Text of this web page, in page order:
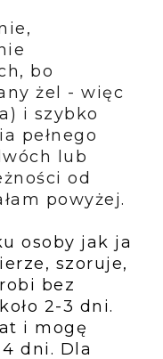
bo
żel - więc
i szybko
pełnego
lub
od
powyżej.
osoby jak ja
szoruje,
bez
2-3 dni.
i mogę
dni. Dla